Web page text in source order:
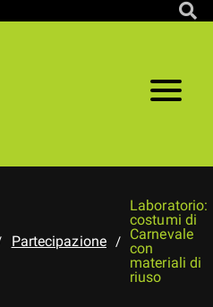
Partecipazione /
Laboratorio:
costumi di
Carnevale
con
materiali di
riuso